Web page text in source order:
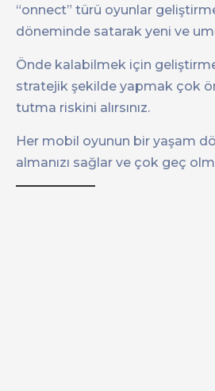
“onnect” türü oyunlar
döneminde satarak yeni ve
Önde kalabilmek için
stratejik şekilde yapmak çok
tutma riskini alırsınız.
Her mobil oyunun bir yaşam
almanızı sağlar ve çok geç